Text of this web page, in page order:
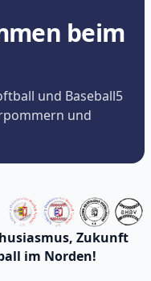
beim
und Baseball5
und
Zukunft
im Norden!